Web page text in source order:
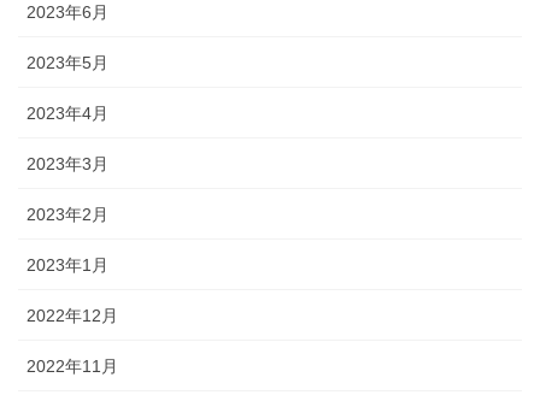
2023年6月
2023年5月
2023年4月
2023年3月
2023年2月
2023年1月
2022年12月
2022年11月